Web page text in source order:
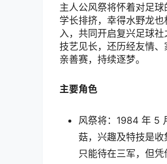
主人公风祭将怀着对足
学长排挤，幸得水野龙
入，共同开启复兴足球
技艺见长，还历经友情
亲善赛，持续逐梦。
主要角色
风祭将：1984 年 5
菇，兴趣及特技是
只能待在三军，但